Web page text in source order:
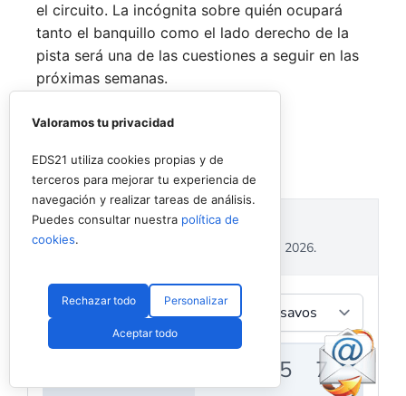
el circuito. La incógnita sobre quién ocupará
tanto el banquillo como el lado derecho de la
pista será una de las cuestiones a seguir en las
próximas semanas.
Valoramos tu privacidad
EDS21 utiliza cookies propias y de
terceros para mejorar tu experiencia de
navegación y realizar tareas de análisis.
Puedes consultar nuestra política de
cookies.
Rechazar todo Personalizar
Aceptar todo